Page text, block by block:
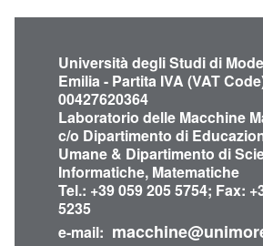
Università degli Studi di
Emilia - Partita IVA (VAT
00427620364
Laboratorio delle Macchine
c/o Dipartimento di
Umane & Dipartimento di
Informatiche, Matematiche
Tel.: +39 059 205 5754; Fax:
5235
e-mail: